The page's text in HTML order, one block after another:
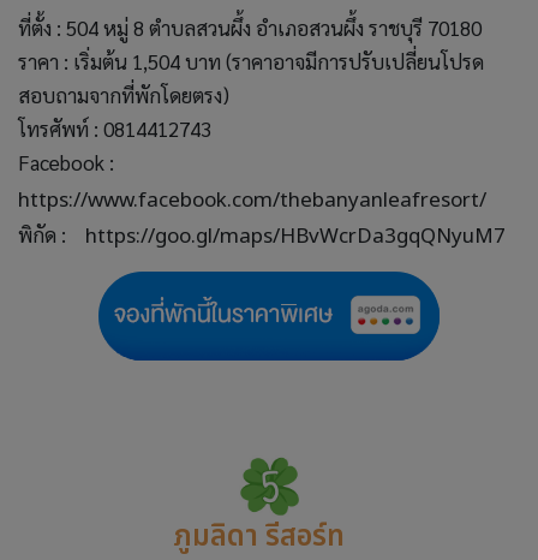
ที่ตั้ง : 504 หมู่ 8 ตำบลสวนผึ้ง อำเภอสวนผึ้ง ราชบุรี 70180
ราคา : เริ่มต้น 1,504 บาท (ราคาอาจมีการปรับเปลี่ยนโปรด
สอบถามจากที่พักโดยตรง)
โทรศัพท์ : 0814412743
Facebook :
https://www.facebook.com/thebanyanleafresort/
พิกัด : https://goo.gl/maps/HBvWcrDa3gqQNyuM7
ภูมลิดา รีสอร์ท